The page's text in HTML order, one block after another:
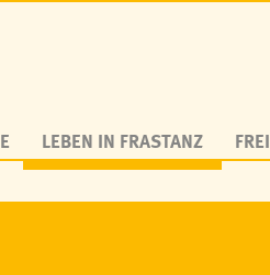
LEBEN IN FRASTANZ